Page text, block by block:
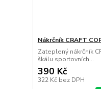
Nákrčník CRAFT
Zateplený nákrčník
škálu sportovních...
390 Kč
322 Kč bez DPH